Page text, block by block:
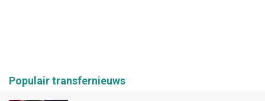
Populair transfernieuws